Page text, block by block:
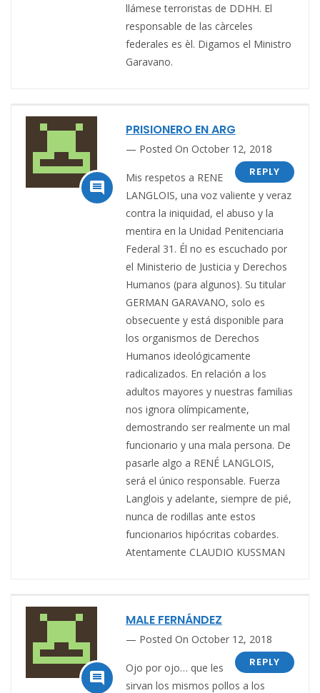
llámese terroristas de DDHH. El
responsable de las càrceles
federales es èl. Digamos el Ministro
Garavano.

PRISIONERO EN ARG
Posted On October 12, 2018
REPLY
Mis respetos a RENE
LANGLOIS, una voz valiente y veraz
contra la iniquidad, el abuso y la
mentira en la Unidad Penitenciaria
Federal 31. Él no es escuchado por
el Ministerio de Justicia y Derechos
Humanos (para algunos). Su titular
GERMAN GARAVANO, solo es
obsecuente y está disponible para
los organismos de Derechos
Humanos ideológicamente
radicalizados. En relación a los
adultos mayores y nuestras familias
nos ignora olímpicamente,
demostrando ser realmente un mal
funcionario y una mala persona. De
pasarle algo a RENÉ LANGLOIS,
será el único responsable. Fuerza
Langlois y adelante, siempre de pié,
nunca de rodillas ante estos
funcionarios hipócritas cobardes.
Atentamente CLAUDIO KUSSMAN

MALE FERNÁNDEZ
Posted On October 12, 2018
REPLY
Ojo por ojo… que les
sirvan los mismos pollos a los